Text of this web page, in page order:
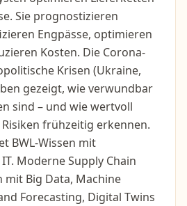
Sie prognostizieren
Engpässe, optimieren
Kosten. Die Corona-
Krisen (Ukraine,
gezeigt, wie verwundbar
sind – und wie wertvoll
frühzeitig erkennen.
BWL-Wissen mit
Moderne Supply Chain
mit Big Data, Machine
Forecasting, Digital Twins